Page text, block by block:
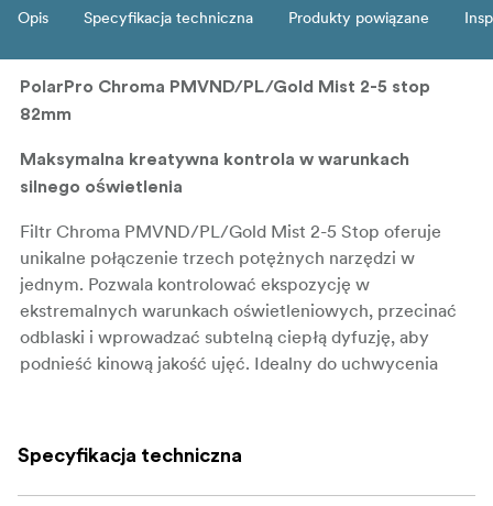
Opis Specyfikacja techniczna Produkty powiązane
PolarPro Chroma PMVND/PL/Gold Mist 2-5 stop
82mm
Maksymalna kreatywna kontrola w warunkach
silnego oświetlenia
Filtr Chroma PMVND/PL/Gold Mist 2-5 Stop oferuje
unikalne połączenie trzech potężnych narzędzi w
jednym. Pozwala kontrolować ekspozycję w
ekstremalnych warunkach oświetleniowych, przecinać
odblaski i wprowadzać subtelną ciepłą dyfuzję, aby
podnieść kinową jakość ujęć. Idealny do uchwycenia
Specyfikacja techniczna